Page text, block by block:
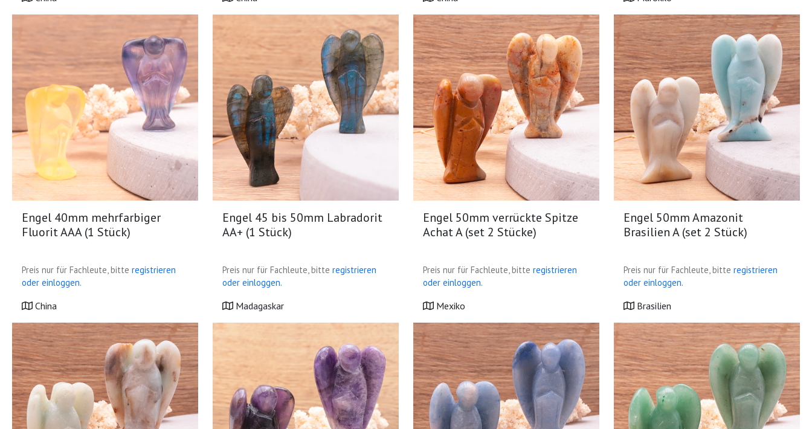
Engel 40mm mehrfarbiger
Fluorit AAA (1 Stück)
Preis nur für Fachleute, bitte registrieren
oder einloggen.
China
Engel 45 bis 50mm Labradorit
AA+ (1 Stück)
Preis nur für Fachleute, bitte registrieren
oder einloggen.
Madagaskar
Engel 50mm verrückte Spitze
Achat A (set 2 Stücke)
Preis nur für Fachleute, bitte registrieren
oder einloggen.
Mexiko
Engel 50mm Amazonit
Brasilien A (set 2 Stück)
Preis nur für Fachleute, bitte registrieren
oder einloggen.
Brasilien